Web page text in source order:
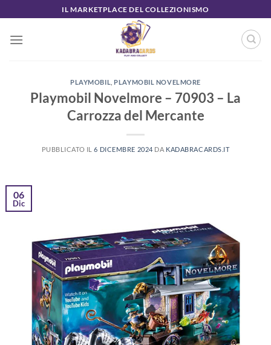
ai
contenuti
IL MARKETPLACE DEL COLLEZIONISMO
PLAYMOBIL PLAYMOBIL NOVELMORE
Playmobil Novelmore – 70903 – La
Carrozza del Mercante
PUBBLICATO IL6 DICEMBRE 2024 DA KADABRACARDS.IT
06
Dic